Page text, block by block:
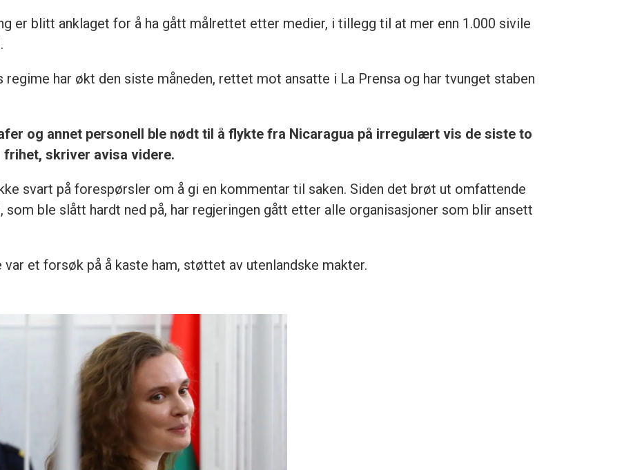
er blitt anklaget for å ha gått målrettet etter medier, i tillegg til at mer enn 1.000 sivile
har økt den siste måneden, rettet mot ansatte i La Prensa og har tvunget staben
og annet personell ble nødt til å flykte fra Nicaragua på irregulært vis de siste to
skriver avisa videre.
svart på forespørsler om å gi en kommentar til saken. Siden det brøt ut omfattende
ble slått hardt ned på, har regjeringen gått etter alle organisasjoner som blir ansett
et forsøk på å kaste ham, støttet av utenlandske makter.